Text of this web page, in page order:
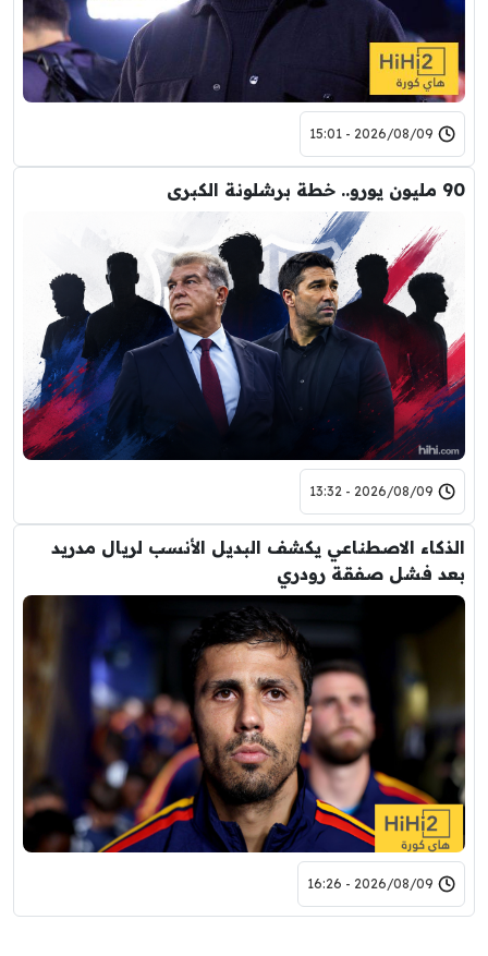
2026/08/09 - 15:01
90 مليون يورو.. خطة برشلونة الكبرى
2026/08/09 - 13:32
الذكاء الاصطناعي يكشف البديل الأنسب لريال مدريد
بعد فشل صفقة رودري
2026/08/09 - 16:26